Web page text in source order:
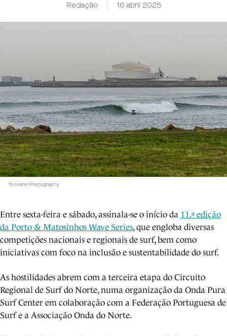
Redação 16 abril 2025
Tó Mané Photography
Entre sexta-feira e sábado, assinala-se o início da 11.ª edição
da Porto & Matosinhos Wave Series, que engloba diversas
competições nacionais e regionais de surf, bem como
iniciativas com foco na inclusão e sustentabilidade do surf.
As hostilidades abrem com a terceira etapa do Circuito
Regional de Surf do Norte, numa organização da Onda Pura
Surf Center em colaboração com a Federação Portuguesa de
Surf e a Associação Onda do Norte.